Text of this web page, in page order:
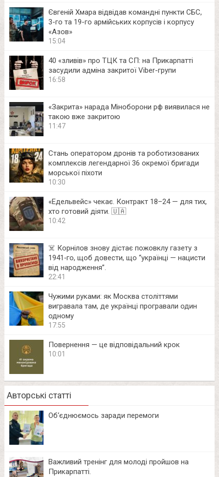
Євгеній Хмара відвідав командні пункти СБС,
3-го та 19-го армійських корпусів і корпусу
«Азов»
15:04
40 «зливів» про ТЦК та СП: на Прикарпатті
засудили адміна закритої Viber-групи
16:58
«Закрита» нарада Міноборони рф виявилася не
такою вже закритою
11:47
Стань оператором дронів та роботизованих
комплексів легендарної 36 окремої бригади
морської піхоти
10:30
«Едельвейс» чекає. Контракт 18–24 — для тих,
хто готовий діяти. 🇺🇦
10:42
☠️ Корнілов знову дістає пожовклу газету з
1941‑го, щоб довести, що “українці — нацисти
від народження”.
22:41
Чужими руками: як Москва століттями
вигравала там, де українці програвали один
одному
17:55
Повернення — це відповідальний крок
10:01
Авторські статті
Об‘єднюємось заради перемоги
Важливий тренінг для молоді пройшов на
Прикарпатті.